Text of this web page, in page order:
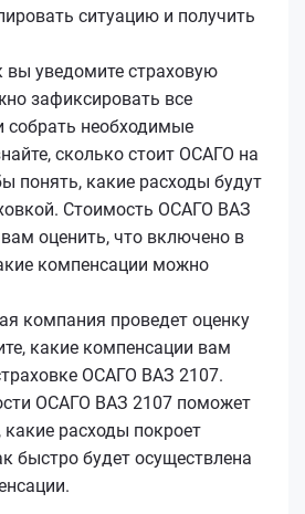
ситуацию и получить
вы уведомите страховую
зафиксировать все
собрать необходимые
сколько стоит ОСАГО на
понять, какие расходы будут
Стоимость ОСАГО ВАЗ
оценить, что включено в
компенсации можно
компания проведет оценку
какие компенсации вам
ОСАГО ВАЗ 2107.
ОСАГО ВАЗ 2107 поможет
расходы покроет
быстро будет осуществлена